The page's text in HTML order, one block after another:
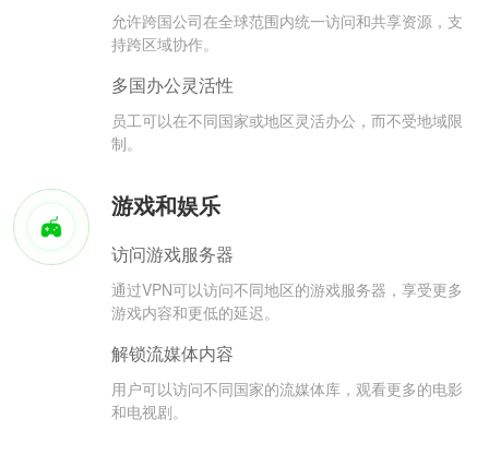
允许跨国公司在全球范围内统一访问和共享资源，支
持跨区域协作。
多国办公灵活性
员工可以在不同国家或地区灵活办公，而不受地域限
制。
游戏和娱乐
访问游戏服务器
通过VPN可以访问不同地区的游戏服务器，享受更多
游戏内容和更低的延迟。
解锁流媒体内容
用户可以访问不同国家的流媒体库，观看更多的电影
和电视剧。